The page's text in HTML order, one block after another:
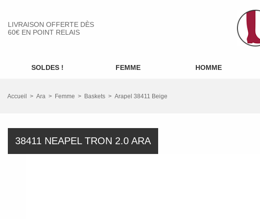
LIVRAISON OFFERTE DÈS
60€ EN POINT RELAIS
SOLDES ! FEMME HOMME
Accueil Ara Femme Baskets Arapel 38411 Beige
38411 NEAPEL TRON 2.0 ARA